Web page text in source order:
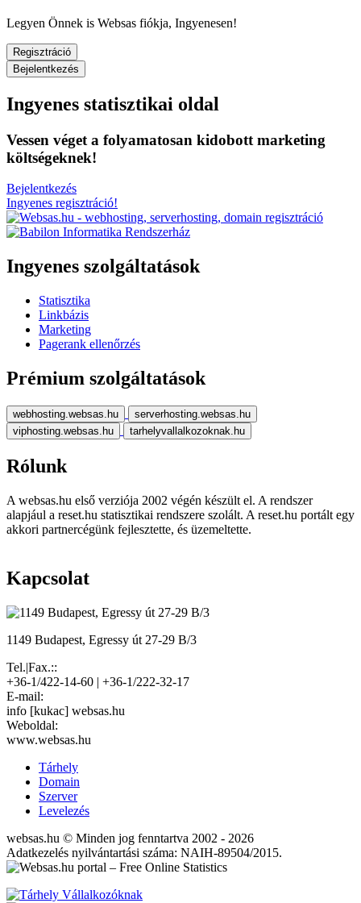
Legyen Önnek is Websas fiókja, Ingyenesen!
Regisztráció
Bejelentkezés
Ingyenes statisztikai oldal
Vessen véget a folyamatosan kidobott marketing
költségeknek!
Bejelentkezés
Ingyenes regisztráció!
Ingyenes szolgáltatások
Statisztika
Linkbázis
Marketing
Pagerank ellenőrzés
Prémium szolgáltatások
webhosting.websas.hu
serverhosting.websas.hu
viphosting.websas.hu
tarhelyvallalkozoknak.hu
Rólunk
A websas.hu első verziója 2002 végén készült el. A rendszer
alapjául a reset.hu statisztikai rendszere szolált. A reset.hu portált egy
akkori partnercégünk fejlesztette, és üzemeltette.
Kapcsolat
1149 Budapest, Egressy út 27-29 B/3
Tel.|Fax.::
+36-1/422-14-60 | +36-1/222-32-17
E-mail:
info [kukac] websas.hu
Weboldal:
www.websas.hu
Tárhely
Domain
Szerver
Levelezés
websas.hu © Minden jog fenntartva 2002 - 2026
Adatkezelés nyilvántartási száma: NAIH-89504/2015.